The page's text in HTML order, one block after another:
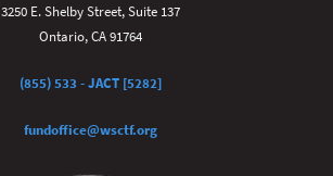
3250 E. Shelby Street, Suite 137
Ontario, CA 91764
(855) 533 - JACT [5282]
fundoffice@wsctf.org